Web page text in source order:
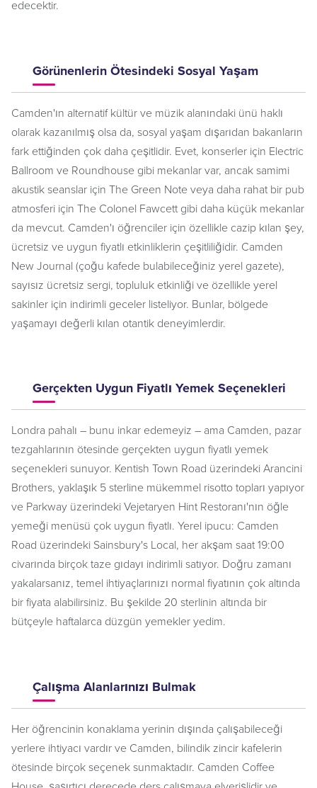
edecektir.
Görünenlerin Ötesindeki Sosyal Yaşam
Camden'ın alternatif kültür ve müzik alanındaki ünü haklı
olarak kazanılmış olsa da, sosyal yaşam dışarıdan bakanların
fark ettiğinden çok daha çeşitlidir. Evet, konserler için Electric
Ballroom ve Roundhouse gibi mekanlar var, ancak samimi
akustik seanslar için The Green Note veya daha rahat bir pub
atmosferi için The Colonel Fawcett gibi daha küçük mekanlar
da mevcut. Camden'ı öğrenciler için özellikle cazip kılan şey,
ücretsiz ve uygun fiyatlı etkinliklerin çeşitliliğidir. Camden
New Journal (çoğu kafede bulabileceğiniz yerel gazete),
sayısız ücretsiz sergi, topluluk etkinliği ve özellikle yerel
sakinler için indirimli geceler listeliyor. Bunlar, bölgede
yaşamayı değerli kılan otantik deneyimlerdir.
Gerçekten Uygun Fiyatlı Yemek Seçenekleri
Londra pahalı – bunu inkar edemeyiz – ama Camden, pazar
tezgahlarının ötesinde gerçekten uygun fiyatlı yemek
seçenekleri sunuyor. Kentish Town Road üzerindeki Arancini
Brothers, yaklaşık 5 sterline mükemmel risotto topları yapıyor
ve Parkway üzerindeki Vejetaryen Hint Restoranı'nın öğle
yemeği menüsü çok uygun fiyatlı. Yerel ipucu: Camden
Road üzerindeki Sainsbury's Local, her akşam saat 19:00
civarında birçok taze gıdayı indirimli satıyor. Doğru zamanı
yakalarsanız, temel ihtiyaçlarınızı normal fiyatının çok altında
bir fiyata alabilirsiniz. Bu şekilde 20 sterlinin altında bir
bütçeyle haftalarca düzgün yemekler yedim.
Çalışma Alanlarınızı Bulmak
Her öğrencinin konaklama yerinin dışında çalışabileceği
yerlere ihtiyacı vardır ve Camden, bilindik zincir kafelerin
ötesinde birçok seçenek sunmaktadır. Camden Coffee